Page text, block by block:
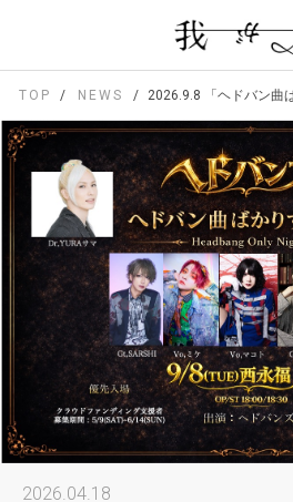
TOP NEWS 2026.9.8 「ヘドバン曲
2026.04.18